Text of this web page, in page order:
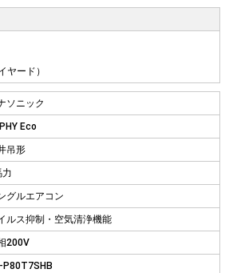
ヤード）
ソニック
Eco
吊形
力
グルエアコン
ルス抑制・空気清浄機能
200V
P80T7SHB